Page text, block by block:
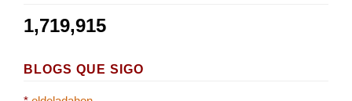
1,719,915
BLOGS QUE SIGO